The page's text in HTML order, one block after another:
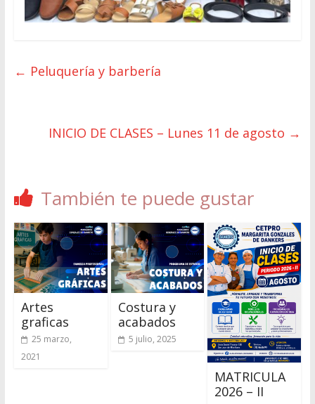
← Peluquería y barbería
INICIO DE CLASES – Lunes 11 de agosto →
También te puede gustar
Artes
graficas
25 marzo,
2021
Costura y
acabados
5 julio, 2025
MATRICULA
2026 – II